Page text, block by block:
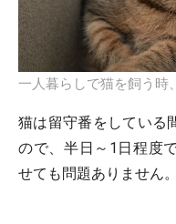
一人暮らしで猫を飼う時
猫は留守番をしている
ので、半日～1日程度
せても問題ありません。